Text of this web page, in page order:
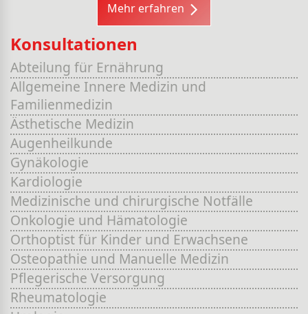
Mehr erfahren
Konsultationen
Abteilung für Ernährung
Allgemeine Innere Medizin und
Familienmedizin
Ästhetische Medizin
Augenheilkunde
Gynäkologie
Kardiologie
Medizinische und chirurgische Notfälle
Onkologie und Hämatologie
Orthoptist für Kinder und Erwachsene
Osteopathie und Manuelle Medizin
Pflegerische Versorgung
Rheumatologie